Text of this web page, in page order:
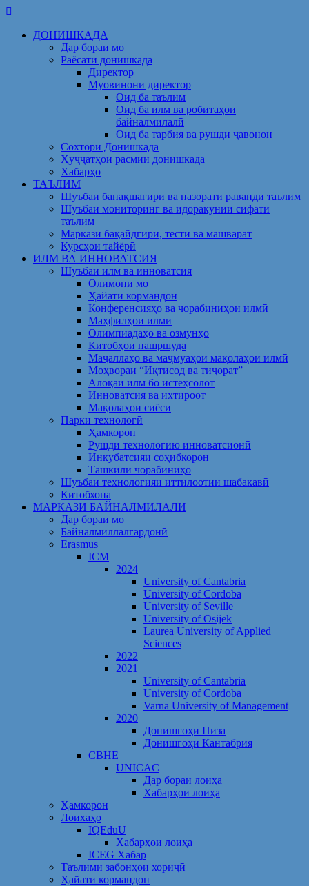
Skip
contentДОНИШКАДА
Дар бораи мо
Раёсати донишкада
Директор
Муовинони директор
Оид ба таълим
Оид ба илм ва робитаҳои
байналмилалӣ
Оид ба тарбия ва рушди ҷавонон
Сохтори Донишкада
Ҳуҷҷатҳои расмии донишкада
Хабарҳо
ТАЪЛИМ
Шуъбаи банақшагирӣ ва назорати раванди таълим
Шуъбаи мониторинг ва идоракунии сифати
таълим
Маркази бақайдгирӣ, тестӣ ва машварат
Курсҳои тайёрӣ
ИЛМ ВА ИННОВАТСИЯ
Шуъбаи илм ва инноватсия
Олимони мо
Ҳайати кормандон
Конференсияҳо ва чорабиниҳои илмӣ
Маҳфилҳои илмӣ
Олимпиадаҳо ва озмунҳо
Китобҳои нашршуда
Маҷаллаҳо ва маҷмӯаҳои мақолаҳои илмӣ
Моҳвораи “Иқтисод ва тиҷорат”
Алоқаи илм бо истеҳсолот
Инноватсия ва ихтироот
Мақолаҳои сиёсӣ
Парки технологӣ
Ҳамкорон
Рушди технологию инноватсионӣ
Инкубатсияи соҳибкорон
Ташкили чорабиниҳо
Шуъбаи технологияи иттилоотии шабакавӣ
Китобхона
МАРКАЗИ БАЙНАЛМИЛАЛӢ
Дар бораи мо
Байналмиллалгардонӣ
Erasmus+
ICM
2024
University of Cantabria
University of Cordoba
University of Seville
University of Osijek
Laurea University of Applied
Sciences
2022
2021
University of Cantabria
University of Cordoba
Varna University of Management
2020
Донишгоҳи Пиза
Донишгоҳи Кантабрия
CBHE
UNICAC
Дар бораи лоиҳа
Хабарҳои лоиҳа
Ҳамкорон
Лоихаҳо
IQEduU
Хабарҳои лоиҳа
ICEG Хабар
Таълими забонҳои хориҷӣ
Ҳайати кормандон